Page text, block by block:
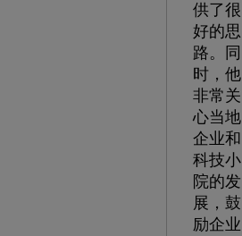
供了很
好的思
路。同
时，他
非常关
心当地
企业和
科技小
院的发
展，鼓
励企业